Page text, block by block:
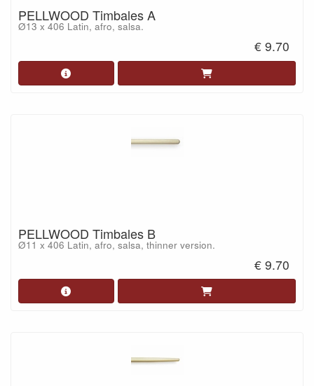
PELLWOOD Timbales A
Ø13 x 406 Latin, afro, salsa.
€ 9.70
PELLWOOD Timbales B
Ø11 x 406 Latin, afro, salsa, thinner version.
€ 9.70